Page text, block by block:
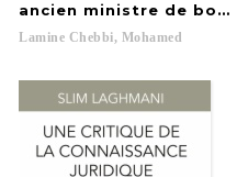
ancien ministre de
Lamine Chebbi, Mohamed